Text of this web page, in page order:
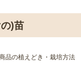
)苗
品の植えどき・栽培方法